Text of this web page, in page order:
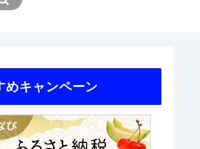
めキャンペーン